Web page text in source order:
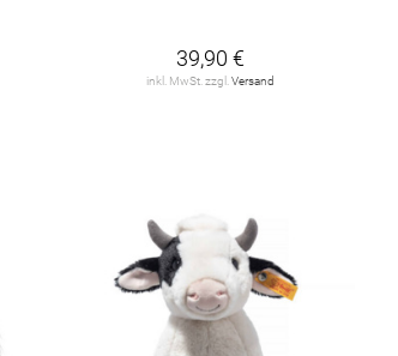
39,90 €
inkl. MwSt. zzgl.Versand